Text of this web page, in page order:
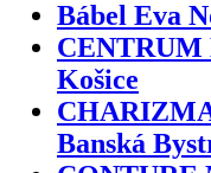
Bábel Eva
Košice
Banská